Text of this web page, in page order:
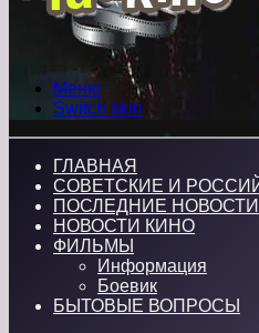
Меню
Switch skin
ГЛАВНАЯ
СОВЕТСКИЕ И
ПОСЛЕДНИЕ НОВОСТИ
НОВОСТИ КИНО
ФИЛЬМЫ
Информация
Боевик
БЫТОВЫЕ ВОПРОСЫ